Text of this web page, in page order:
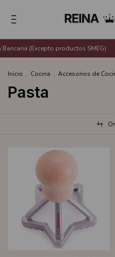
(Excepto productos SMEG)
Inicio . Cocina . Accesorios de
Pasta